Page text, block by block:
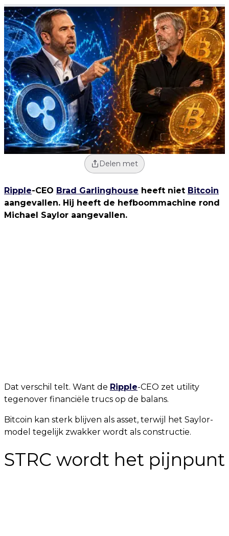
Delen met
Ripple-CEO Brad Garlinghouse heeft niet Bitcoin
aangevallen. Hij heeft de hefboommachine rond
Michael Saylor aangevallen.
Dat verschil telt. Want de Ripple-CEO zet utility
tegenover financiële trucs op de balans.
Bitcoin kan sterk blijven als asset, terwijl het Saylor-
model tegelijk zwakker wordt als constructie.
STRC wordt het pijnpunt